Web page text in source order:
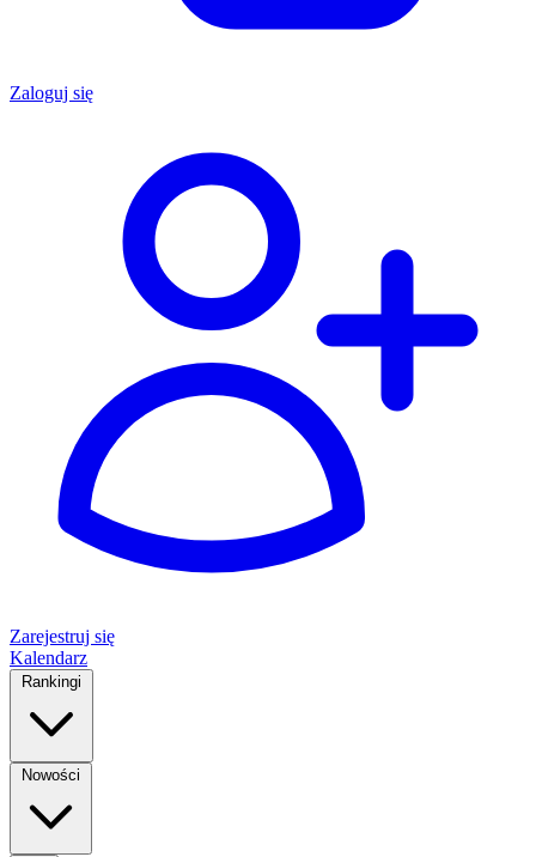
Zaloguj się
Zarejestruj się
Kalendarz
Rankingi
Nowości